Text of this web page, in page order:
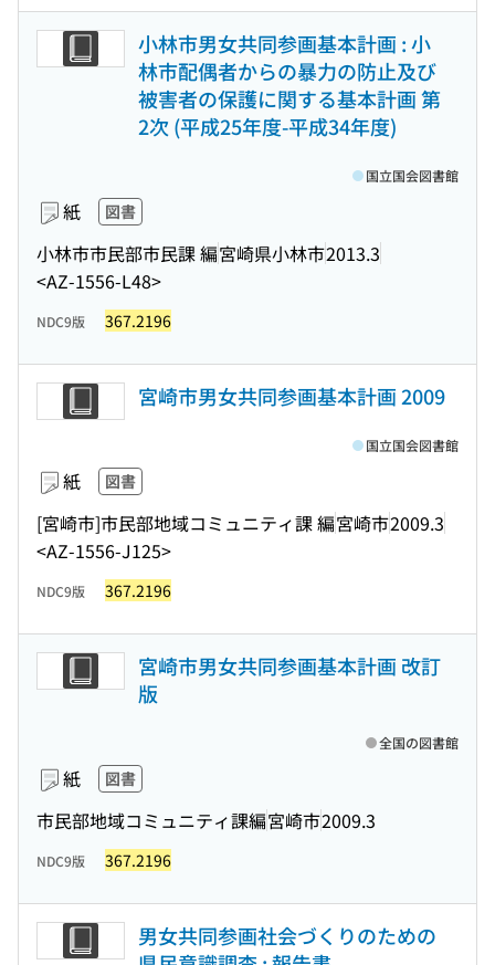
小林市男女共同参画基本計画 : 小
林市配偶者からの暴力の防止及び
被害者の保護に関する基本計画 第
2次 (平成25年度-平成34年度)
紙 図書
小林市市民部市民課 編宮崎県小林市2013.3
<AZ-1556-L48>
国立国会図書館
NDC9版 367.2196
宮崎市男女共同参画基本計画 2009
紙 図書
[宮崎市]市民部地域コミュニティ課 編宮崎市2009.3
<AZ-1556-J125>
国立国会図書館
NDC9版 367.2196
宮崎市男女共同参画基本計画 改訂
版
紙 図書
市民部地域コミュニティ課編宮崎市2009.3
全国の図書館
NDC9版 367.2196
男女共同参画社会づくりのための